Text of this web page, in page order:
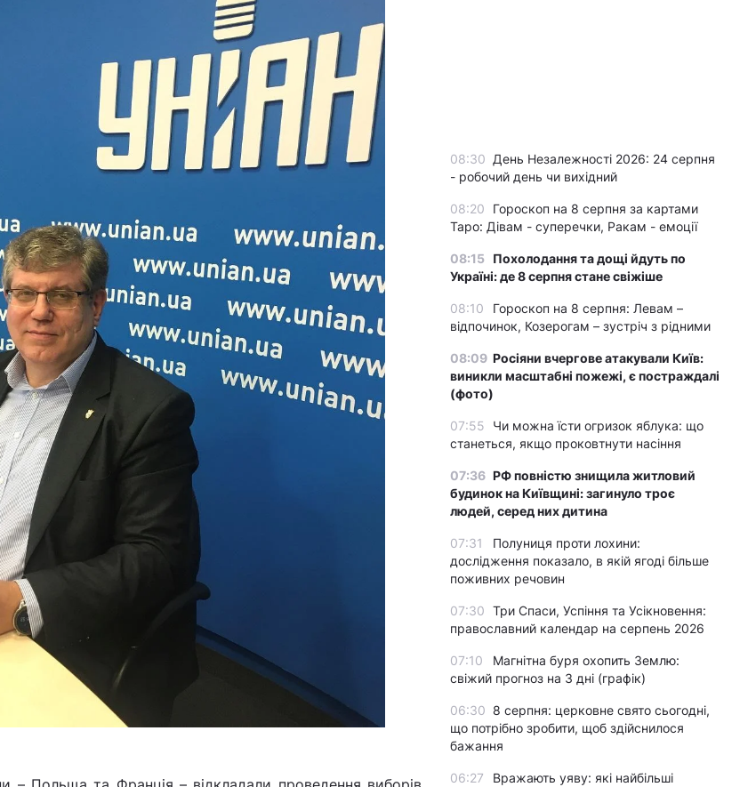
08:30 День Незалежності 2026: 24 серпня
- робочий день чи вихідний
08:20
Гороскоп на 8 серпня за картами
Таро: Дівам - суперечки, Ракам - емоції
08:15 Похолодання та дощі йдуть по
Україні: де 8 серпня стане свіжіше
08:10
Гороскоп на 8 серпня: Левам –
відпочинок, Козерогам – зустріч з рідними
08:09 Росіяни вчергове атакували Київ:
виникли масштабні пожежі, є постраждалі
(фото)
07:55
Чи можна їсти огризок яблука: що
станеться, якщо проковтнути насіння
07:36 РФ повністю знищила житловий
будинок на Київщині: загинуло троє
людей, серед них дитина
07:31
Полуниця проти лохини:
дослідження показало, в якій ягоді більше
поживних речовин
07:30 Три Спаси, Успіння та Усікновення:
православний календар на серпень 2026
07:10
Магнітна буря охопить Землю:
свіжий прогноз на 3 дні (графік)
06:30 8 серпня: церковне свято сьогодні,
що потрібно зробити, щоб здійснилося
бажання
06:27
Вражають уяву: які найбільші